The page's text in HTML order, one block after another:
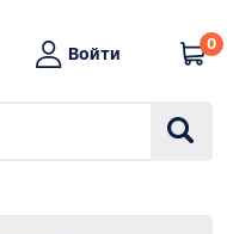
Войти
0